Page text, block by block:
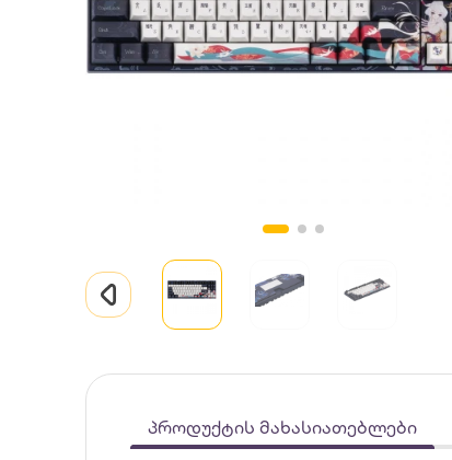
პროდუქტის მახასიათებლები